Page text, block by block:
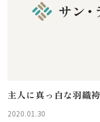
主人に真っ白な羽織
2020.01.30